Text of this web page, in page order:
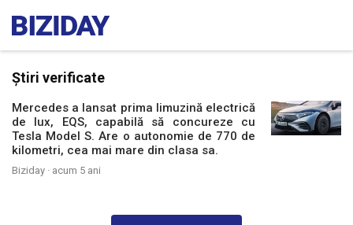
Știri verificate
Mercedes a lansat prima limuzină electrică
de lux, EQS, capabilă să concureze cu
Tesla Model S. Are o autonomie de 770 de
kilometri, cea mai mare din clasa sa.
Biziday · acum 5 ani